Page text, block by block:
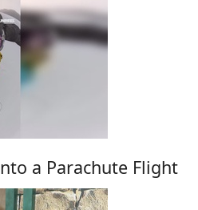
a Parachute Flight